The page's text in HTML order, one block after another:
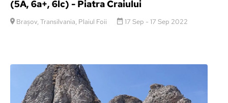
(5A, 6a+, 6lc) - Piatra Craiului
Brașov, Transilvania, Plaiul Foii 17 Sep - 17 Sep 2022